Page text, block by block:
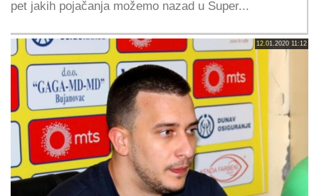
pet jakih pojačanja možemo nazad u Super...
12.01.2020 11:12